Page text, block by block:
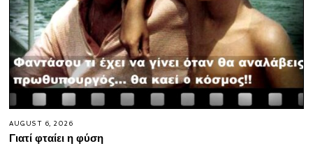
AUGUST 6, 2026
Γιατί φταίει η φύση